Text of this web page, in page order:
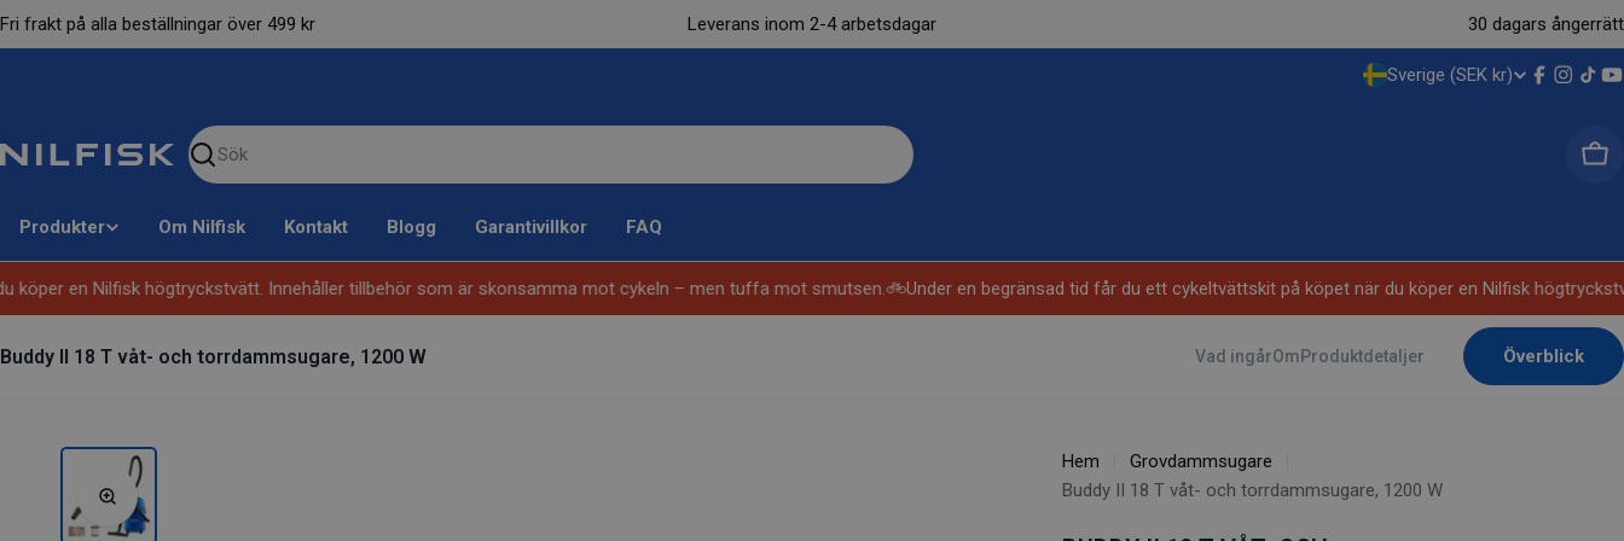
Hoppa
Fri frakt på alla beställningar över 499 kr Leverans inom 2-4 arbetsdagar 30 dagars ångerrätt
L
/
R
E
Sverige (SEK kr)
Facebook
Sök
vår
Produkter Om Nilfisk Kontakt Blogg Garantivillkor FAQ
en Nilfisk högtryckstvätt. Innehåller tillbehör som är skonsamma mot cykeln – men tuffa mot smutsen.🚲Under en begränsad tid får du ett cykeltvättskit på köpet när du köper en Nilfisk
Buddy II 18 T våt- och torrdammsugare, 1200 W Vad ingårOm Produktdetaljer Överblick
Hem
Grovdammsugare
Buddy II 18 T våt- och torrdammsugare, 1200 W